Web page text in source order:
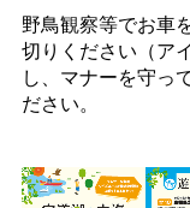
野鳥観察等でお車
切りください（ア
し、マナーを守っ
ださい。